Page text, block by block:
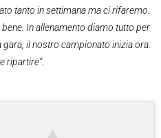
tanto in settimana ma ci rifaremo.
In allenamento diamo tutto per
il nostro campionato inizia ora.
ripartire”.